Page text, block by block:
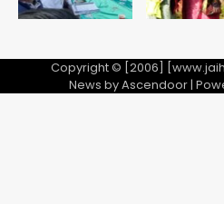
Copyright © [2006]
News byAscendoor|